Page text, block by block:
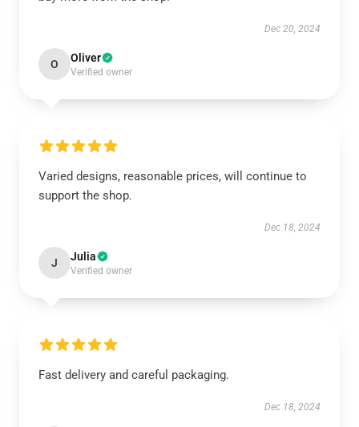
Dec 20, 2024
O Oliver
Verified owner
Varied designs, reasonable prices, will continue to
support the shop.
Dec 18, 2024
J Julia
Verified owner
Fast delivery and careful packaging.
Dec 18, 2024